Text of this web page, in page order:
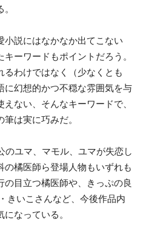
小説にはなかなか出てこない
キーワードもポイントだろう。
わけではなく（少なくとも
に幻想的かつ不穏な雰囲気を与
ない、そんなキーワードで、
は実に巧みだ。
のユマ、マモル、ユマが失恋し
橘医師ら登場人物もいずれも
目立つ橘医師や、きっぷの良
きいこさんなど、今後作品内
なっている。